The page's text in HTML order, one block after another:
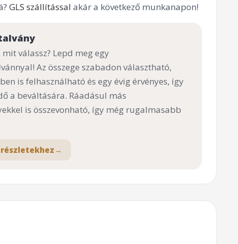
GLS szállítással akár a következő munkanapon!
válassz? Lepd meg egy
Az összege szabadon választható,
is felhasználható és egy évig érvényes, így
a beváltására. Ráadásul más
is összevonható, így még rugalmasabb
részletekhez →